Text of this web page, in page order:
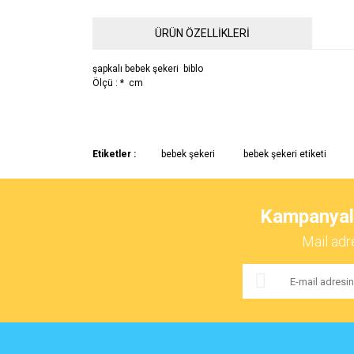
ÜRÜN ÖZELLİKLERİ
şapkalı bebek şekeri biblo
Ölçü : * cm
Bu ürünün fiyat bilgisi, resim, ürün açıklamalarında
Ürün açıklamasında eksik bilgiler bulunuyor.
Etiketler : bebek şekeri bebek şekeri etiketi
Mail